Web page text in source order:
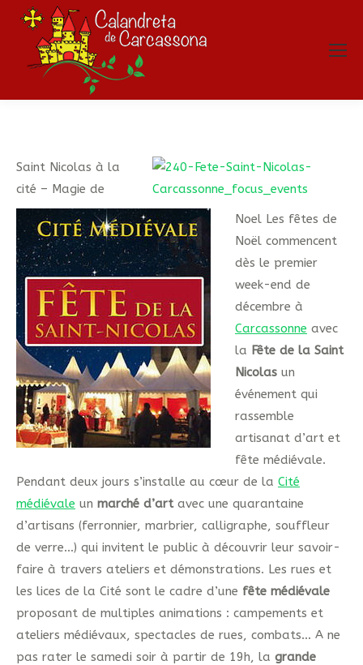
Saint Nicolas à la
cité – Magie de
Noel Les fêtes de
Noël commencent
dès le premier
week-end de
décembre à
Carcassonne avec
la Fête de la Saint
Nicolas un
événement qui
rassemble
artisanat d’art et
fête médiévale.
Pendant deux jours s’installe au cœur de la Cité
médiévale un marché d’artavec une quarantaine
d’artisans (ferronnier, marbrier, calligraphe, souffleur
de verre…) qui invitent le public à découvrir leur savoir-
faire à travers ateliers et démonstrations. Les rues et
les lices de la Cité sont le cadre d’une fête médiévale
proposant de multiples animations : campements et
ateliers médiévaux, spectacles de rues, combats… A ne
pas rater le samedi soir à partir de 19h, la grande